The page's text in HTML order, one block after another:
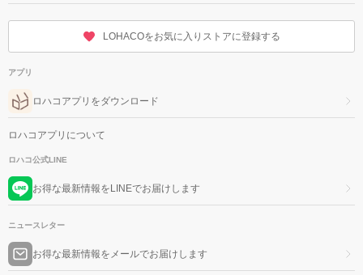
LOHACOをお気に入りストアに登録する
アプリ
ロハコアプリをダウンロード
ロハコアプリについて
ロハコ公式LINE
お得な最新情報をLINEでお届けします
ニュースレター
お得な最新情報をメールでお届けします